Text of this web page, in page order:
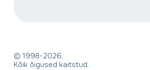
© 1998-2026.
Kõik õigused kaitstud.